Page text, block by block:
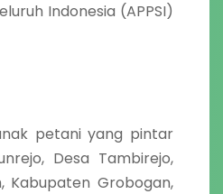
Indonesia (APPSI)
petani yang pintar
Desa Tambirejo,
Kabupaten Grobogan,